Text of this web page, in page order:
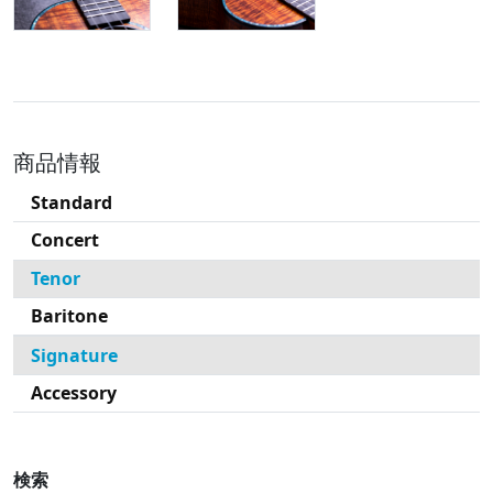
商品情報
Standard
Concert
Tenor
Baritone
Signature
Accessory
検索